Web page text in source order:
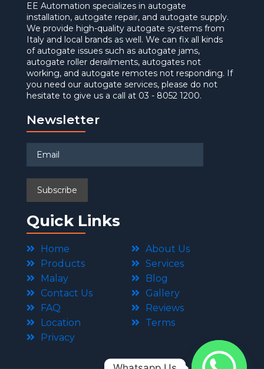
EE Automation specializes in autogate
installation, autogate repair, and autogate supply.
We provide high-quality autogate systems from
Italy and local brands as well. We can fix all kinds
of autogate issues such as autogate jams,
autogate roller derailments, autogates not
working, and autogate remotes not responding. If
you need our autogate services, please do not
hesitate to give us a call at 03 - 8052 1200.
Newsletter
Quick Links
Home
About Us
Products
Services
Malay
Blog
Contact Us
Gallery
FAQ
Reviews
Location
Terms
Privacy